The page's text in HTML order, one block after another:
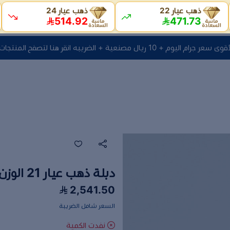
ريال مصنعية + الضريبه انقر هنا لتصفح المنتجات
دبلة ذهب عيار 21 الوزن 3.1 جرام
2,541.50
السعر شامل الضريبة
نفدت الكمية
ذهب عيار 22
471.73
ذهب عيار 24
514.92